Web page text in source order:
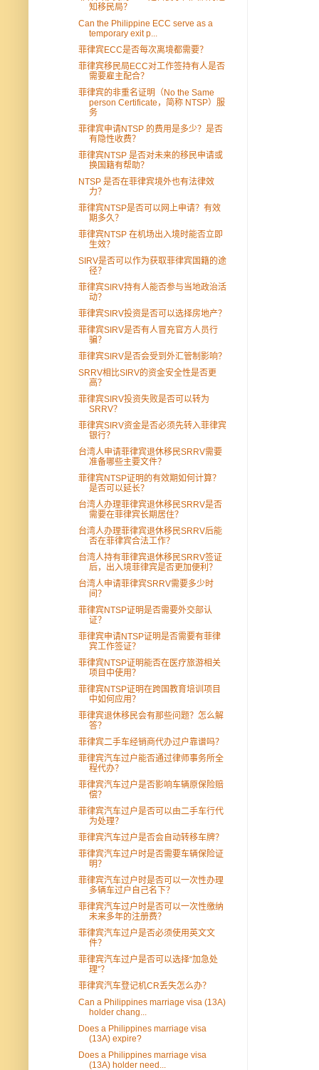
知移民局？
Can the Philippine ECC serve as a
temporary exit p...
菲律宾ECC是否每次离境都需要？
菲律宾移民局ECC对工作签持有人是否
需要雇主配合？
菲律宾的非重名证明（No the Same
person Certificate，简称 NTSP）服
务
菲律宾申请NTSP 的费用是多少？是否
有隐性收费？
菲律宾NTSP 是否对未来的移民申请或
换国籍有帮助？
NTSP 是否在菲律宾境外也有法律效
力？
菲律宾NTSP是否可以网上申请？有效
期多久？
菲律宾NTSP 在机场出入境时能否立即
生效？
SIRV是否可以作为获取菲律宾国籍的途
径？
菲律宾SIRV持有人能否参与当地政治活
动？
菲律宾SIRV投资是否可以选择房地产？
菲律宾SIRV是否有人冒充官方人员行
骗？
菲律宾SIRV是否会受到外汇管制影响？
SRRV相比SIRV的资金安全性是否更
高？
菲律宾SIRV投资失败是否可以转为
SRRV？
菲律宾SIRV资金是否必须先转入菲律宾
银行？
台湾人申请菲律宾退休移民SRRV需要
准备哪些主要文件？
菲律宾NTSP证明的有效期如何计算？
是否可以延长？
台湾人办理菲律宾退休移民SRRV是否
需要在菲律宾长期居住？
台湾人办理菲律宾退休移民SRRV后能
否在菲律宾合法工作？
台湾人持有菲律宾退休移民SRRV签证
后，出入境菲律宾是否更加便利？
台湾人申请菲律宾SRRV需要多少时
间？
菲律宾NTSP证明是否需要外交部认
证？
菲律宾申请NTSP证明是否需要有菲律
宾工作签证？
菲律宾NTSP证明能否在医疗旅游相关
项目中使用？
菲律宾NTSP证明在跨国教育培训项目
中如何应用？
菲律宾退休移民会有那些问题？怎么解
答？
菲律宾二手车经销商代办过户靠谱吗？
菲律宾汽车过户能否通过律师事务所全
程代办？
菲律宾汽车过户是否影响车辆原保险赔
偿？
菲律宾汽车过户是否可以由二手车行代
为处理？
菲律宾汽车过户是否会自动转移车牌？
菲律宾汽车过户时是否需要车辆保险证
明？
菲律宾汽车过户时是否可以一次性办理
多辆车过户自己名下？
菲律宾汽车过户时是否可以一次性缴纳
未来多年的注册费？
菲律宾汽车过户是否必须使用英文文
件？
菲律宾汽车过户是否可以选择“加急处
理”？
菲律宾汽车登记机CR丢失怎么办？
Can a Philippines marriage visa (13A)
holder chang...
Does a Philippines marriage visa
(13A) expire?
Does a Philippines marriage visa
(13A) holder need...